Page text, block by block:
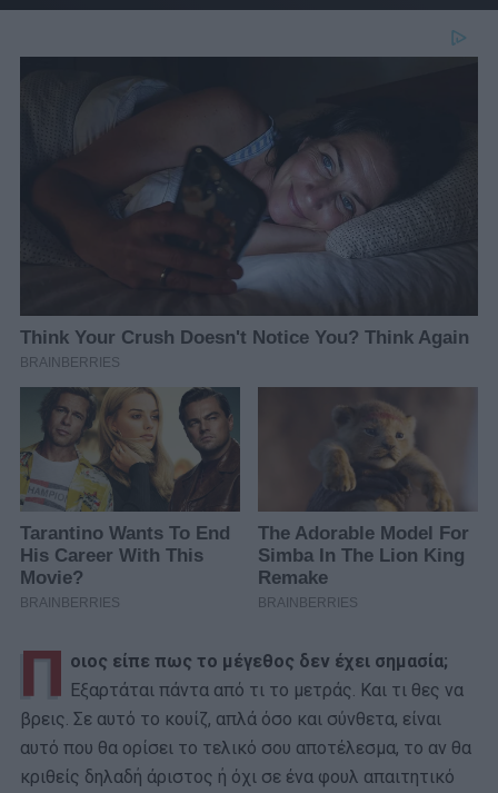
Π οιος είπε πως το μέγεθος δεν έχει σημασία;
Εξαρτάται πάντα από τι το μετράς. Και τι θες να
βρεις. Σε αυτό το κουίζ, απλά όσο και σύνθετα, είναι
αυτό που θα ορίσει το τελικό σου αποτέλεσμα, το αν θα
κριθείς δηλαδή άριστος ή όχι σε ένα φουλ απαιτητικό